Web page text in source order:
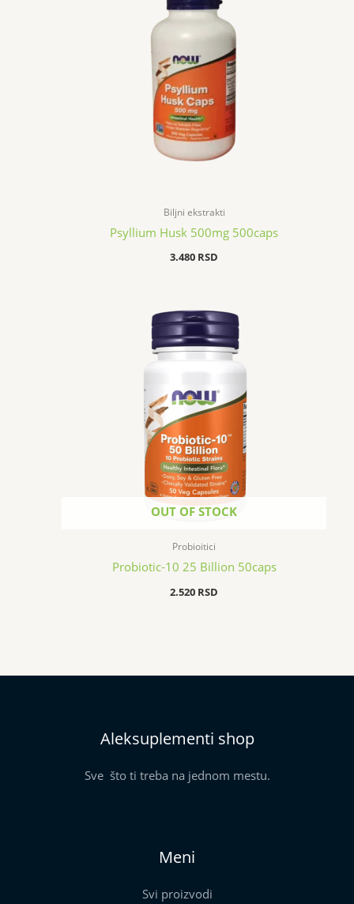
Biljni ekstrakti
Psyllium Husk 500mg 500caps
3.480 RSD
OUT OF STOCK
Probioitici
Probiotic-10 25 Billion 50caps
2.520 RSD
Aleksuplementi shop
Sve što ti treba na jednom mestu.
Meni
Svi proizvodi